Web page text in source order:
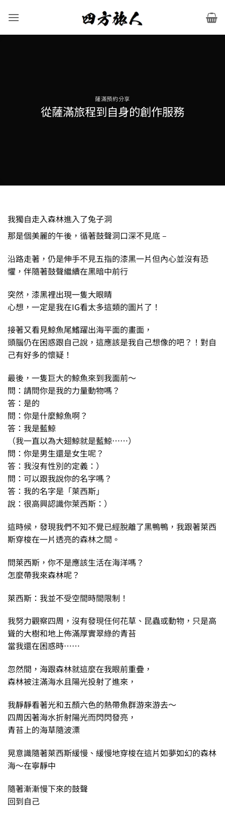
薩滿預約分享
從薩滿旅程到自身的創作服務
我獨自走入森林進入了兔子洞
那是個美麗的午後，循著鼓聲洞口深不見底 –
沿路走著，仍是伸手不見五指的漆黑一片但內心並沒有恐
懼，伴隨著鼓聲繼續在黑暗中前行
突然，漆黑裡出現一隻大眼睛
心想，一定是我在IG看太多這類的圖片了！
接著又看見鯨魚尾鰭躍出海平面的畫面，
頭腦仍在困惑跟自己說，這應該是我自己想像的吧？！對自
己有好多的懷疑！
最後，一隻巨大的鯨魚來到我面前～
問：請問你是我的力量動物嗎？
答：是的
問：你是什麼鯨魚啊？
答：我是藍鯨
（我一直以為大翅鯨就是藍鯨⋯⋯）
問：你是男生還是女生呢？
答：我沒有性別的定義：）
問：可以跟我說你的名字嗎？
答：我的名字是「萊西斯」
說：很高興認識你萊西斯：）
這時候，發現我們不知不覺已經脫離了黑鴨鴨，我跟著萊西
斯穿梭在一片透亮的森林之間。
問萊西斯，你不是應該生活在海洋嗎？
怎麼帶我來森林呢？
萊西斯：我並不受空間時間限制！
我努力觀察四周，沒有發現任何花草、昆蟲或動物，只是高
聳的大樹和地上佈滿厚實翠綠的青苔
當我還在困惑時⋯⋯
忽然間，海跟森林就這麼在我眼前重疊，
森林被注滿海水且陽光投射了進來，
我靜靜看著光和五顏六色的熱帶魚群游來游去～
四周因著海水折射陽光而閃閃發亮，
青苔上的海草隨波漂
晃意識隨著萊西斯緩慢、緩慢地穿梭在這片如夢如幻的森林
海～在寧靜中
隨著漸漸慢下來的鼓聲
回到自己